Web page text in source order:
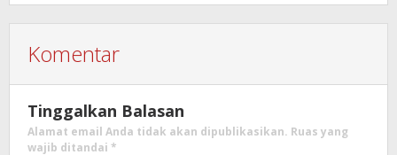
Komentar
Tinggalkan Balasan
Alamat email Anda tidak akan dipublikasikan. Ruas yang
wajib ditandai *